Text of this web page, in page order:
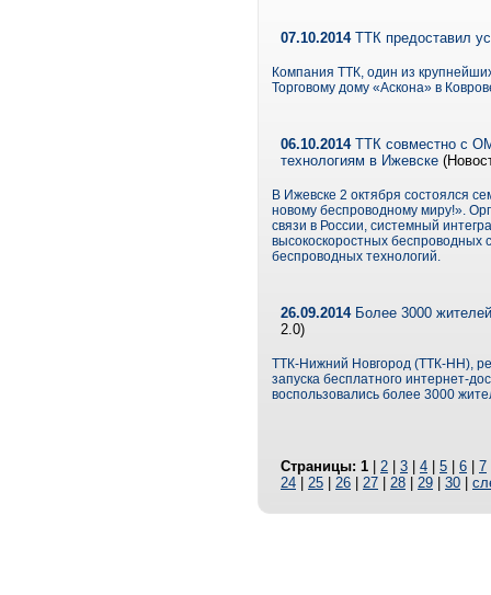
07.10.2014ТТК предоставил
Компания ТТК, один из
Торговому дому «Аскона» в
06.10.2014ТТК совместно с
технологиям в Ижевске
В Ижевске 2 октября состоялся
новому беспроводному миру!».
связи в России, системный
высокоскоростных беспроводных
беспроводных технологий.
26.09.2014Более 3000
2.0)
ТТК-Нижний Новгород (ТТК-НН),
запуска бесплатного интернет-
воспользовались более 3000
Страницы: 1 2 3 4 5 6 7
24
25 26 27 28 29 30